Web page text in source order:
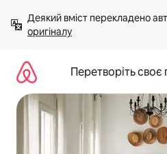
вмісту
Деякий вміст перекладено
оригіналу
Перетворіть